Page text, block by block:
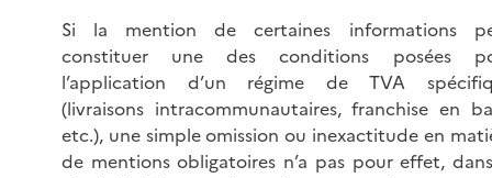
Si la mention de certaines informations
constituer une des conditions posées
l’application d’un régime de TVA
(livraisons intracommunautaires, franchise en
etc.), une simple omission ou inexactitude en
de mentions obligatoires n’a pas pour effet,